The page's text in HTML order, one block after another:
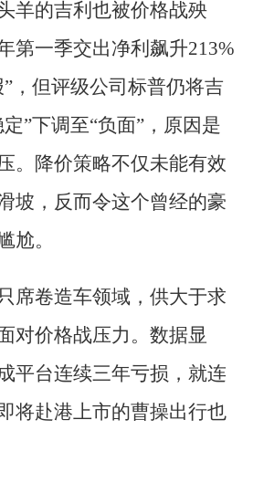
羊的吉利也被价格战殃
第一季交出净利飙升213%
，但评级公司标普仍将吉
”下调至“负面”，原因是
。降价策略不仅未能有效
坡，反而令这个曾经的豪
尬。
席卷造车领域，供大于求
对价格战压力。数据显
平台连续三年亏损，就连
将赴港上市的曹操出行也